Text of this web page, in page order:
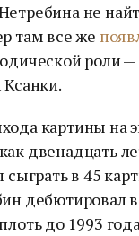
не
там все же
роли —
Ксанки.
картины на
двенадцать
сыграть в 45
дебютировал
до 1993